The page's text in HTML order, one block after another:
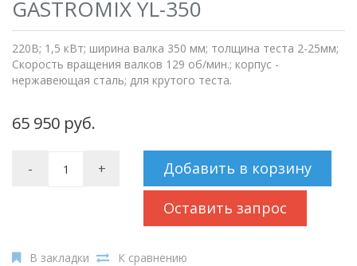
GASTROMIX YL-350
220В; 1,5 кВт; ширина валка 350 мм; толщина теста 2-25мм;
Скорость вращения валков 129 об/мин.; корпус -
нержавеющая сталь; для крутого теста.
65 950 руб.
- + Добавить в корзину
Оставить запрос
В закладки К сравнению